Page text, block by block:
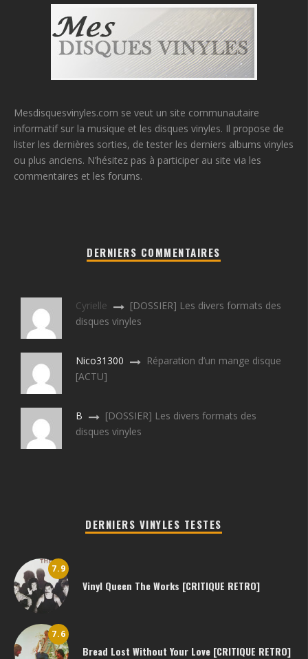
Mesdisquesvinyles.com se veut un site communautaire
informatif sur la musique et les disques vinyles. Il propose de
lister les dernières sorties, de tester les derniers albums vinyles
ou plus anciens. N’hésitez pas à participer au site via les
commentaires et les forums.
DERNIERS COMMENTAIRES
Cyrielle
[DOSSIER] Les divers formats des
disques vinyles
Nico31300
Réparation d’un mange disque
[ACTU]
B
[DOSSIER] Les divers formats des
disques vinyles
DERNIERS VINYLES TESTES
7.9
Vinyl Queen The Works [CRITIQUE RETRO]
7.6
Bread Lost Without Your Love [CRITIQUE RETRO]